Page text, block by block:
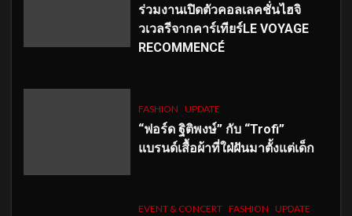
ร่วมงานเปิดตัวคอลเลคชั่นไฮจิ
วเวลรีจากคาร์เทียร์LE VOYAGE
RECOMMENCÉ
FASHION UPDATE
“ฟอร์ด ฐิติพงษ์” กับ “Trofi”
แบรนด์เสื้อผ้าที่ใฝ่ฝันมาตั้งแต่เด็ก
EVENT & CONCERT FASHION UPDATE